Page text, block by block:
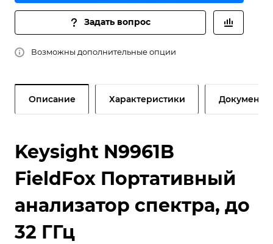
Задать вопрос
Возможны дополнительные опции
Описание Характеристики Документы
Keysight N9961B
FieldFox Портативный
анализатор спектра, до
32 ГГц